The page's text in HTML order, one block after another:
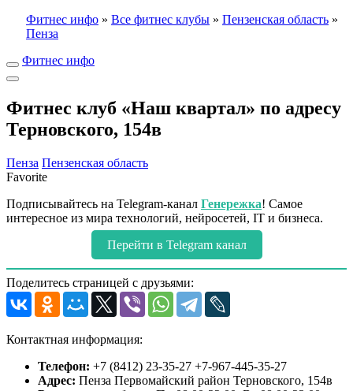
Фитнес инфо » Все фитнес клубы » Пензенская область »
Пенза
Фитнес инфо
Фитнес клуб «Наш квартал» по адресу
Терновского, 154в
Пенза Пензенская область
Favorite
Подписывайтесь на Telegram-канал Генережка! Самое
интересное из мира технологий, нейросетей, IT и бизнеса.
Перейти в Telegram канал
Поделитесь страницей с друзьями:
Контактная информация:
Телефон: +7 (8412) 23-35-27 +7-967-445-35-27
Адрес: Пенза Первомайский район Терновского, 154в